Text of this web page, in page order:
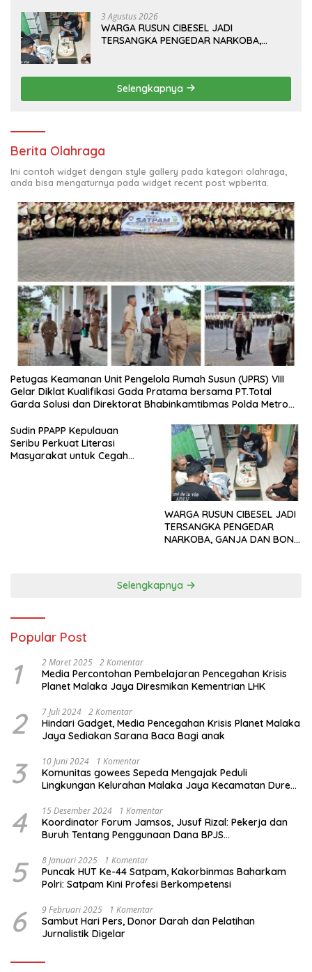
3 Agustus 2026
WARGA RUSUN CIBESEL JADI
TERSANGKA PENGEDAR NARKOBA,
Selengkapnya
Berita Olahraga
Ini contoh widget dengan style gallery pada kategori olahraga,
anda bisa mengaturnya pada widget recent post wpberita.
Petugas Keamanan Unit Pengelola Rumah Susun (UPRS) VIII
Gelar Diklat Kualifikasi Gada Pratama bersama PT.Total
Garda Solusi dan Direktorat Bhabinkamtibmas Polda Metro
Sudin PPAPP Kepulauan
Seribu Perkuat Literasi
Masyarakat untuk Cegah
WARGA RUSUN CIBESEL JADI
TERSANGKA PENGEDAR
NARKOBA, GANJA DAN BONG
Selengkapnya
Popular Post
1 2 Maret 2025 2 Komentar
Media Percontohan Pembelajaran Pencegahan Krisis
Planet Malaka Jaya Diresmikan Kementrian LHK
2 7 Juli 2024 2 Komentar
Hindari Gadget, Media Pencegahan Krisis Planet Malaka
Jaya Sediakan Sarana Baca Bagi anak
3 10 Juni 2024 1 Komentar
Komunitas gowees Sepeda Mengajak Peduli
Lingkungan Kelurahan Malaka Jaya Kecamatan Duren
4 15 Desember 2024 1 Komentar
Koordinator Forum Jamsos, Jusuf Rizal: Pekerja dan
Buruh Tentang Penggunaan Dana BPJS
5 8 Januari 2025 1 Komentar
Puncak HUT Ke-44 Satpam, Kakorbinmas Baharkam
Polri: Satpam Kini Profesi Berkompetensi
6 9 Februari 2025 1 Komentar
Sambut Hari Pers, Donor Darah dan Pelatihan
Jurnalistik Digelar